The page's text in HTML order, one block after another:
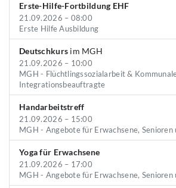
Erste-Hilfe-Fortbildung EHF
21.09.2026 – 08:00
Erste Hilfe Ausbildung
Deutschkurs im MGH
21.09.2026 – 10:00
MGH - Flüchtlingssozialarbeit &
Integrationsbeauftragte
Handarbeitstreff
21.09.2026 – 15:00
MGH - Angebote für Erwachsene, Senioren
Yoga für Erwachsene
21.09.2026 – 17:00
MGH - Angebote für Erwachsene, Senioren